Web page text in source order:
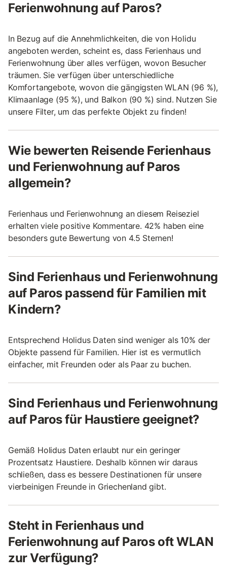
Ferienwohnung auf Paros?
In Bezug auf die Annehmlichkeiten, die von Holidu
angeboten werden, scheint es, dass Ferienhaus und
Ferienwohnung über alles verfügen, wovon Besucher
träumen. Sie verfügen über unterschiedliche
Komfortangebote, wovon die gängigsten WLAN (96 %),
Klimaanlage (95 %), und Balkon (90 %) sind. Nutzen Sie
unsere Filter, um das perfekte Objekt zu finden!
Wie bewerten Reisende Ferienhaus
und Ferienwohnung auf Paros
allgemein?
Ferienhaus und Ferienwohnung an diesem Reiseziel
erhalten viele positive Kommentare. 42% haben eine
besonders gute Bewertung von 4.5 Sternen!
Sind Ferienhaus und Ferienwohnung
auf Paros passend für Familien mit
Kindern?
Entsprechend Holidus Daten sind weniger als 10% der
Objekte passend für Familien. Hier ist es vermutlich
einfacher, mit Freunden oder als Paar zu buchen.
Sind Ferienhaus und Ferienwohnung
auf Paros für Haustiere geeignet?
Gemäß Holidus Daten erlaubt nur ein geringer
Prozentsatz Haustiere. Deshalb können wir daraus
schließen, dass es bessere Destinationen für unsere
vierbeinigen Freunde in Griechenland gibt.
Steht in Ferienhaus und
Ferienwohnung auf Paros oft WLAN
zur Verfügung?